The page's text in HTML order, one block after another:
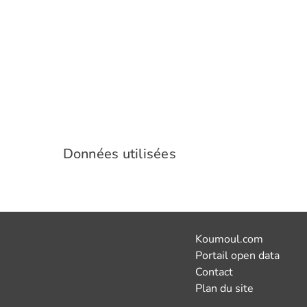
Données utilisées
Koumoul.com
Portail open data
Contact
Plan du site